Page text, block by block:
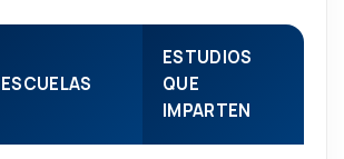
ESCUELAS
ESTUDIOS
QUE
IMPARTEN